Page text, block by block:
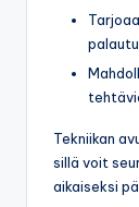
Tekniikan
sillä voit
aikaiseksi